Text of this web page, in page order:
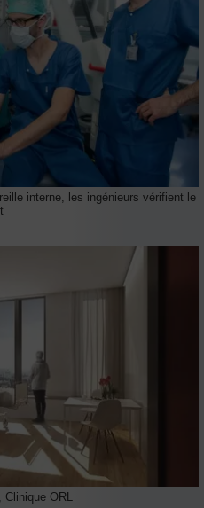
interne, les ingénieurs vérifient le
Clinique ORL